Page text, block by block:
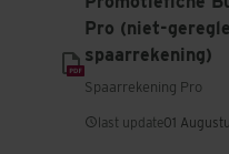
Pro (niet-
spaarrekening)
Spaarrekening Pro
last update01